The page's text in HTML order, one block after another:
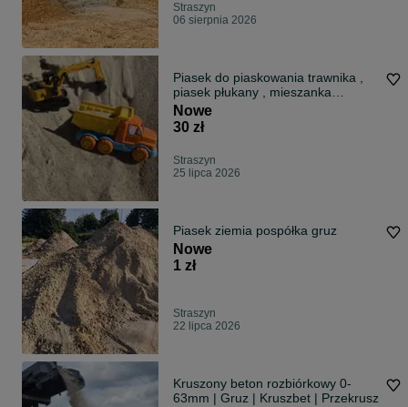
Straszyn
06 sierpnia 2026
Piasek do piaskowania trawnika ,
piasek płukany , mieszanka
żwirowa
Nowe
30 zł
Straszyn
25 lipca 2026
Piasek ziemia pospółka gruz
Nowe
1 zł
Straszyn
22 lipca 2026
Kruszony beton rozbiórkowy 0-
63mm | Gruz | Kruszbet | Przekrusz